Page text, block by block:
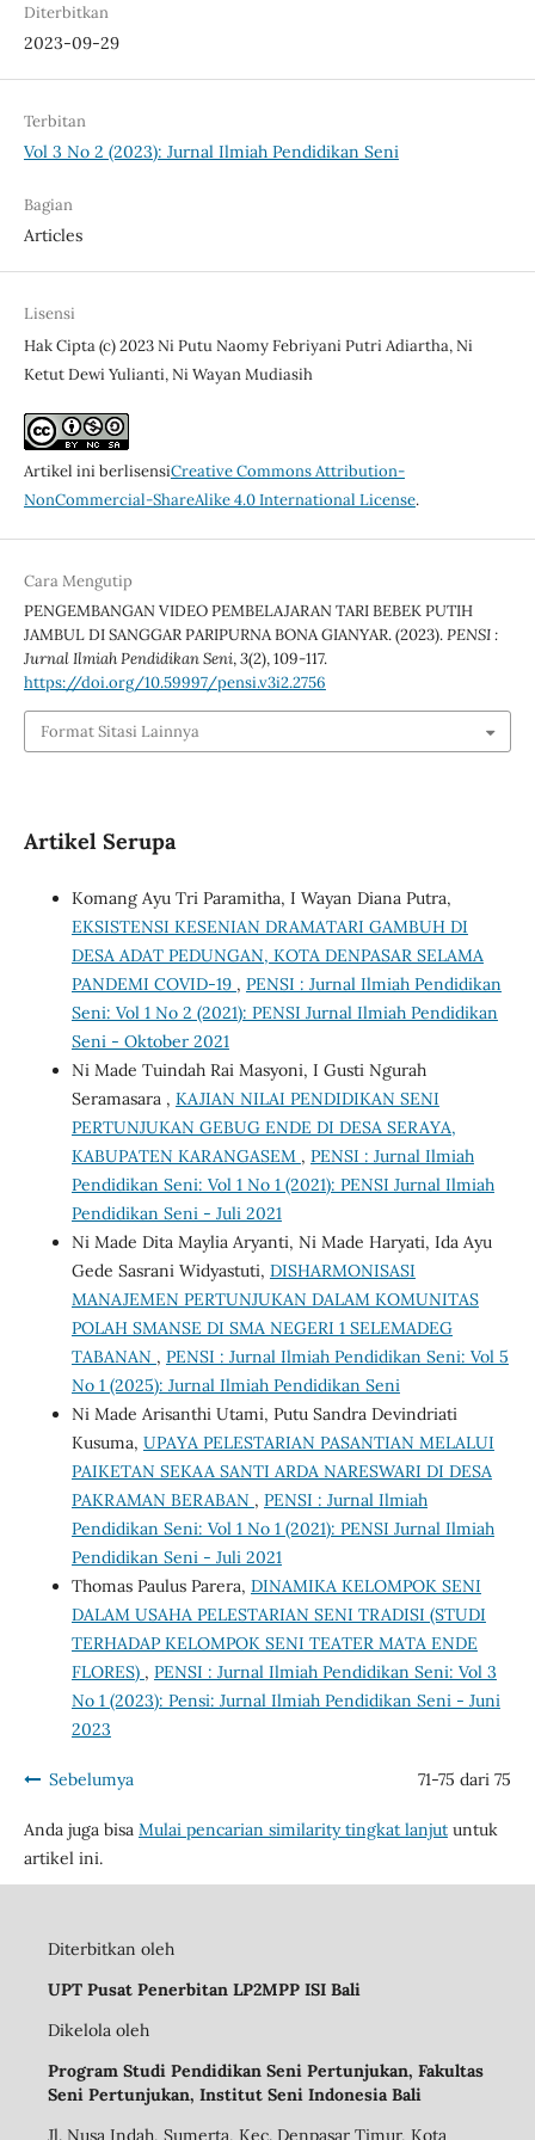
Diterbitkan
2023-09-29
Terbitan
Vol 3 No 2 (2023): Jurnal Ilmiah Pendidikan Seni
Bagian
Articles
Lisensi
Hak Cipta (c) 2023 Ni Putu Naomy Febriyani Putri Adiartha, Ni
Ketut Dewi Yulianti, Ni Wayan Mudiasih
Artikel ini berlisensiCreative Commons Attribution-
NonCommercial-ShareAlike 4.0 International License.
Cara Mengutip
PENGEMBANGAN VIDEO PEMBELAJARAN TARI BEBEK PUTIH
JAMBUL DI SANGGAR PARIPURNA BONA GIANYAR. (2023).PENSI :
Jurnal Ilmiah Pendidikan Seni,3(2), 109-117.
https://doi.org/10.59997/pensi.v3i2.2756
Format Sitasi Lainnya
Artikel Serupa
Komang Ayu Tri Paramitha, I Wayan Diana Putra,
EKSISTENSI KESENIAN DRAMATARI GAMBUH DI
DESA ADAT PEDUNGAN, KOTA DENPASAR SELAMA
PANDEMI COVID-19 , PENSI : Jurnal Ilmiah Pendidikan
Seni: Vol 1 No 2 (2021): PENSI Jurnal Ilmiah Pendidikan
Seni - Oktober 2021
Ni Made Tuindah Rai Masyoni, I Gusti Ngurah
Seramasara , KAJIAN NILAI PENDIDIKAN SENI
PERTUNJUKAN GEBUG ENDE DI DESA SERAYA,
KABUPATEN KARANGASEM , PENSI : Jurnal Ilmiah
Pendidikan Seni: Vol 1 No 1 (2021): PENSI Jurnal Ilmiah
Pendidikan Seni - Juli 2021
Ni Made Dita Maylia Aryanti, Ni Made Haryati, Ida Ayu
Gede Sasrani Widyastuti, DISHARMONISASI
MANAJEMEN PERTUNJUKAN DALAM KOMUNITAS
POLAH SMANSE DI SMA NEGERI 1 SELEMADEG
TABANAN , PENSI : Jurnal Ilmiah Pendidikan Seni: Vol 5
No 1 (2025): Jurnal Ilmiah Pendidikan Seni
Ni Made Arisanthi Utami, Putu Sandra Devindriati
Kusuma, UPAYA PELESTARIAN PASANTIAN MELALUI
PAIKETAN SEKAA SANTI ARDA NARESWARI DI DESA
PAKRAMAN BERABAN , PENSI : Jurnal Ilmiah
Pendidikan Seni: Vol 1 No 1 (2021): PENSI Jurnal Ilmiah
Pendidikan Seni - Juli 2021
Thomas Paulus Parera, DINAMIKA KELOMPOK SENI
DALAM USAHA PELESTARIAN SENI TRADISI (STUDI
TERHADAP KELOMPOK SENI TEATER MATA ENDE
FLORES) , PENSI : Jurnal Ilmiah Pendidikan Seni: Vol 3
No 1 (2023): Pensi: Jurnal Ilmiah Pendidikan Seni - Juni
2023
Sebelumya 71-75 dari 75
Anda juga bisa Mulai pencarian similarity tingkat lanjutuntuk
artikel ini.
Diterbitkan oleh
UPT Pusat Penerbitan LP2MPP ISI Bali
Dikelola oleh
Program Studi Pendidikan Seni Pertunjukan, Fakultas
Seni Pertunjukan, Institut Seni Indonesia Bali
Jl. Nusa Indah, Sumerta, Kec. Denpasar Timur, Kota